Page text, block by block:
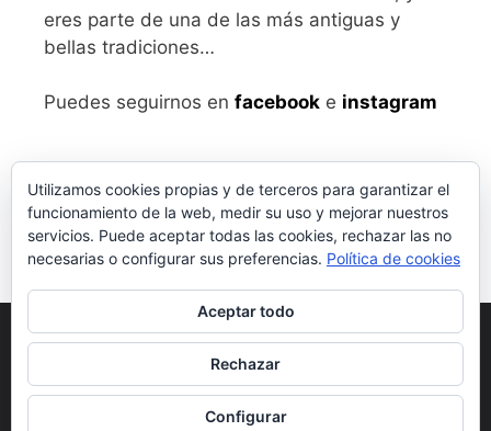
eres parte de una de las más antiguas y
bellas tradiciones…
Puedes seguirnos en facebook e instagram
Aviso legaly Política de Privacidad
Condiciones generales de compra
Utilizamos cookies propias y de terceros para garantizar el
funcionamiento de la web, medir su uso y mejorar nuestros
servicios. Puede aceptar todas las cookies, rechazar las no
necesarias o configurar sus preferencias. Política de cookies
Aceptar todo
Rechazar
Configurar